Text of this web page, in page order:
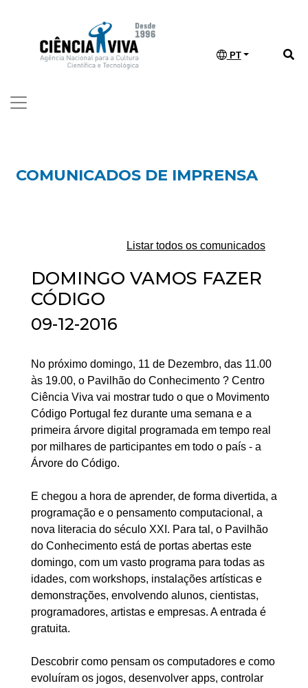
PT
COMUNICADOS DE IMPRENSA
Listar todos os comunicados
DOMINGO VAMOS FAZER
CÓDIGO
09-12-2016
No próximo domingo, 11 de Dezembro, das 11.00
às 19.00, o Pavilhão do Conhecimento ? Centro
Ciência Viva vai mostrar tudo o que o Movimento
Código Portugal fez durante uma semana e a
primeira árvore digital programada em tempo real
por milhares de participantes em todo o país - a
Árvore do Código.
E chegou a hora de aprender, de forma divertida, a
programação e o pensamento computacional, a
nova literacia do século XXI. Para tal, o Pavilhão
do Conhecimento está de portas abertas este
domingo, com um vasto programa para todas as
idades, com workshops, instalações artísticas e
demonstrações, envolvendo alunos, cientistas,
programadores, artistas e empresas. A entrada é
gratuita.
Descobrir como pensam os computadores e como
evoluíram os jogos, desenvolver apps, controlar